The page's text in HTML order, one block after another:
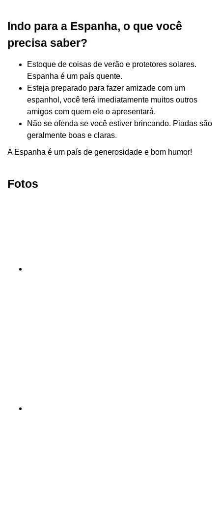
Indo para a Espanha, o que você
precisa saber?
Estoque de coisas de verão e protetores solares.
Espanha é um país quente.
Esteja preparado para fazer amizade com um
espanhol, você terá imediatamente muitos outros
amigos com quem ele o apresentará.
Não se ofenda se você estiver brincando. Piadas são
geralmente boas e claras.
A Espanha é um país de generosidade e bom humor!
Fotos